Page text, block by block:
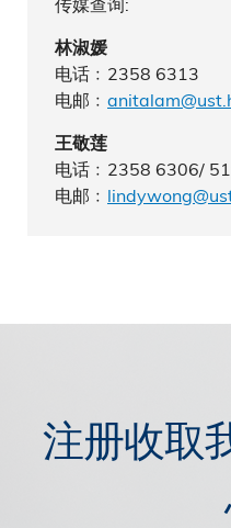
林淑媛
电话﹕2358 6313
电邮﹕
王敬莲
电话﹕2358 6306/
电邮﹕
注册收取